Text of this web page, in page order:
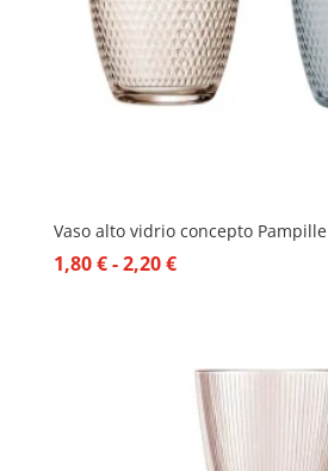
Vaso alto vidrio concepto Pampille
1,80€-2,20€Rango
1,80 €
hasta
2,20 €